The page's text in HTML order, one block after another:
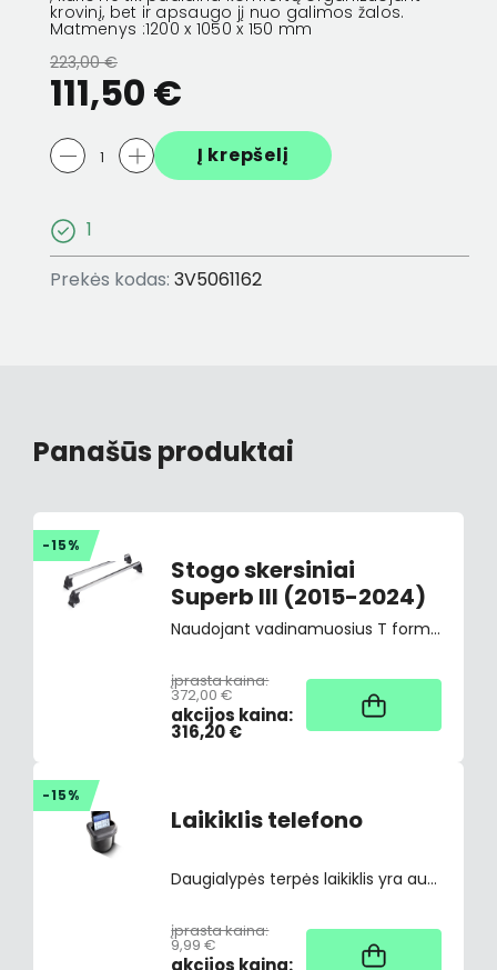
krovinį, bet ir apsaugo jį nuo galimos žalos.
Matmenys :1200 x 1050 x 150 mm
111,50 €
223,00 €
Į krepšelį
1
Prekės kodas: 3V5061162
Panašūs produktai
-15%
Stogo skersiniai
Superb III (2015-2024)
Naudojant vadinamuosius T formos griovelius, ant stogo skersinių galima montuoti kitas patogias ir rakinamas transportavimo sistemas, tokias kaip dviračių ar slidžių laikikliai, slidžių ar snieglenčių dėžės, bagažo krepšys ir kt.
įprasta kaina:
372,00 €
akcijos kaina:
316,20 €
Užsakant
-15%
Laikiklis telefono
Daugialypės terpės laikiklis yra automobilio priekyje esančioje vidurinėje konsolėje. Naudojamas mobiliajam telefonui, mp3 grotuvui ar panašiems daiktams atidėti.
įprasta kaina:
9,99 €
akcijos kaina: